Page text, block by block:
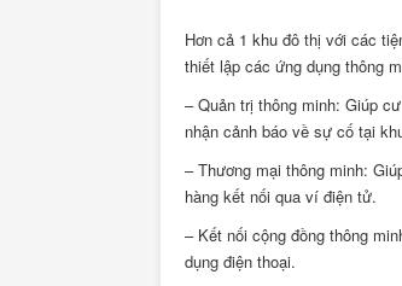
Hơn cả 1 khu đô thị với các
thiết lập các ứng dụng thông
– Quản trị thông minh: Giúp
nhận cảnh báo về sự cố tại
– Thương mại thông minh:
hàng kết nối qua ví điện tử.
– Kết nối cộng đồng thông
dụng điện thoại.